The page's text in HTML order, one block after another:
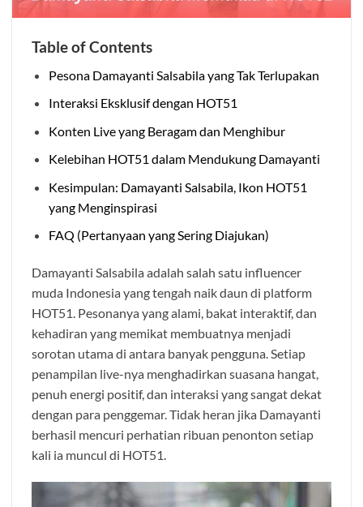
Table of Contents
Pesona Damayanti Salsabila yang Tak Terlupakan
Interaksi Eksklusif dengan HOT51
Konten Live yang Beragam dan Menghibur
Kelebihan HOT51 dalam Mendukung Damayanti
Kesimpulan: Damayanti Salsabila, Ikon HOT51
yang Menginspirasi
FAQ (Pertanyaan yang Sering Diajukan)
Damayanti Salsabila adalah salah satu influencer
muda Indonesia yang tengah naik daun di platform
HOT51. Pesonanya yang alami, bakat interaktif, dan
kehadiran yang memikat membuatnya menjadi
sorotan utama di antara banyak pengguna. Setiap
penampilan live-nya menghadirkan suasana hangat,
penuh energi positif, dan interaksi yang sangat dekat
dengan para penggemar. Tidak heran jika Damayanti
berhasil mencuri perhatian ribuan penonton setiap
kali ia muncul di HOT51.